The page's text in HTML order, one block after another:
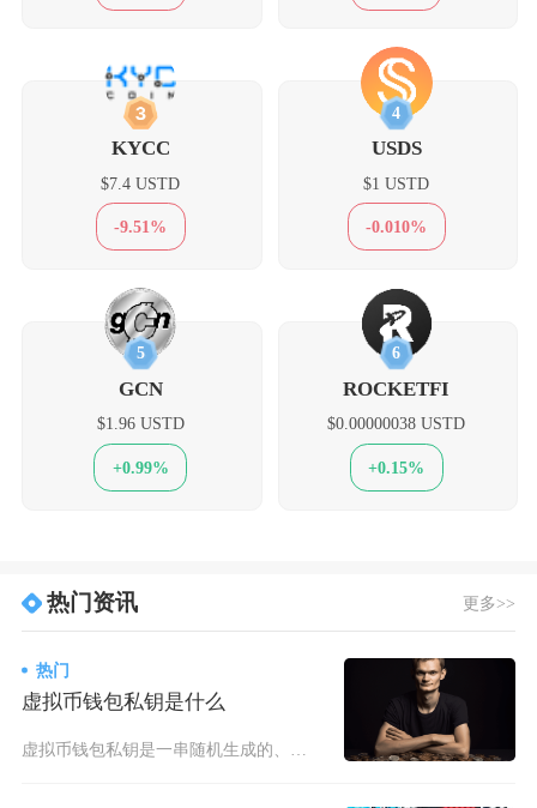
3
KYCC
$7.4 USTD
-9.51%
4
USDS
$1 USTD
-0.010%
5
GCN
$1.96 USTD
+0.99%
6
ROCKETFI
$0.00000038 USTD
+0.15%
热门资讯 更多>>
热门
虚拟币钱包私钥是什么